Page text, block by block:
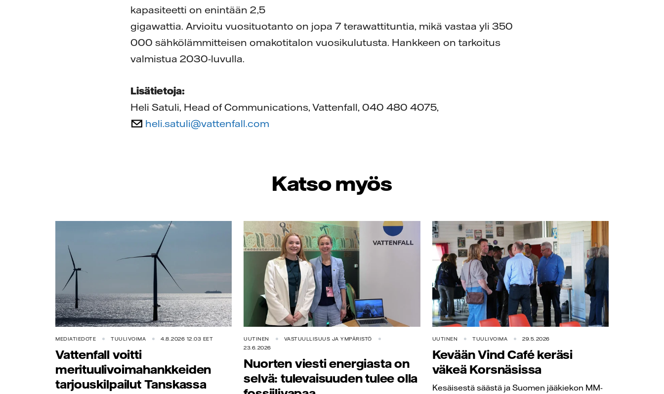
kapasiteetti on enintään 2,5
gigawattia. Arvioitu vuosituotanto on jopa 7 terawattituntia, mikä vastaa yli 350
000 sähkölämmitteisen omakotitalon vuosikulutusta. Hankkeen on tarkoitus
valmistua 2030-luvulla.
Lisätietoja:
Heli Satuli, Head of Communications, Vattenfall, 040 480 4075,
heli.satuli@vattenfall.com
Katso myös
MEDIATIEDOTE TUULIVOIMA 4.8.2026 12.03 EET
Vattenfall voitti
merituulivoimahankkeiden
tarjouskilpailut Tanskassa
UUTINEN
VASTUULLISUUS JA YMPÄRISTÖ
23.6.2026
Nuorten viesti energiasta on
selvä: tulevaisuuden tulee olla
UUTINEN TUULIVOIMA 29.5.2026
Kevään Vind Café keräsi
väkeä Korsnäsissa
Kesäisestä säästä ja Suomen jääkiekon MM-